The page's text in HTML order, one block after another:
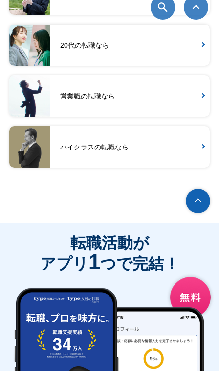
20代の転職なら
営業職の転職なら
ハイクラスの転職なら
転職活動が
アプリ 1つで完結！